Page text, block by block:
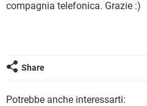
TIKTOK
INSTAGRAM
compagnia telefonica. Grazie :)
Share
Potrebbe anche interessarti: